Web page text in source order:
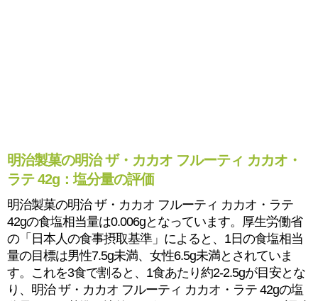
明治製菓の明治 ザ・カカオ フルーティ カカオ・
ラテ 42g：塩分量の評価
明治製菓の明治 ザ・カカオ フルーティ カカオ・ラテ
42gの食塩相当量は0.006gとなっています。厚生労働省
の「日本人の食事摂取基準」によると、1日の食塩相当
量の目標は男性7.5g未満、女性6.5g未満とされていま
す。これを3食で割ると、1食あたり約2-2.5gが目安とな
り、明治 ザ・カカオ フルーティ カカオ・ラテ 42gの塩